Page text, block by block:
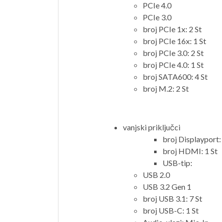
PCIe 4.0
PCIe 3.0
broj PCIe 1x: 2 St
broj PCIe 16x: 1 St
broj PCIe 3.0: 2 St
broj PCIe 4.0: 1 St
broj SATA600: 4 St
broj M.2: 2 St
vanjski priključci
broj Displayport:
broj HDMI: 1 St
USB-tip:
USB 2.0
USB 3.2 Gen 1
broj USB 3.1: 7 St
broj USB-C: 1 St